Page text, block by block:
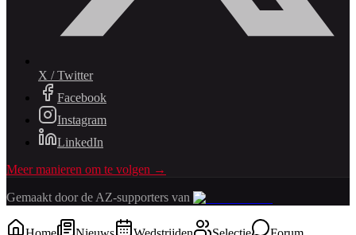
X / Twitter
Facebook
Instagram
LinkedIn
Meer manieren om te volgen →
Gemaakt door de AZ-supporters van